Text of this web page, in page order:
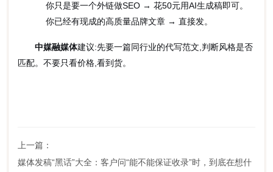
你只是要一个外链做SEO → 花50元用AI生成稿即可。
你已经有现成的高质量品牌文章 → 直接发。
中媒融媒体建议:先要一篇同行业的代写范文,判断风格是否
匹配。不要只看价格,看到货。
上一篇：
媒体发稿“黑话”大全：客户问“能不能保证收录”时，到底在想什